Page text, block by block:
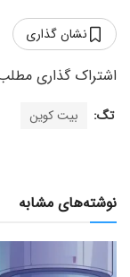
نشان گذاری
تگ: بیت کوین
نوشته‌های مشابه